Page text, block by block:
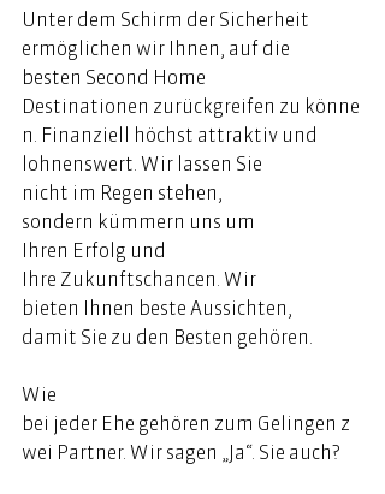
Unter dem Schirm der Sicherheit
ermöglichen wir Ihnen, auf die
besten Second Home
Destinationen zurückgreifen zu könne
n. Finanziell höchst attraktiv und
lohnenswert. Wir lassen Sie
nicht im Regen stehen,
sondern kümmern uns um
Ihren Erfolg und
Ihre Zukunftschancen. Wir
bieten Ihnen beste Aussichten,
damit Sie zu den Besten gehören.
Wie
bei jeder Ehe gehören zum Gelingen z
wei Partner. Wir sagen „Ja“. Sie auch?